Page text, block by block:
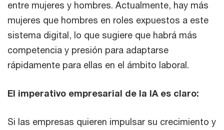
entre mujeres y hombres. Actualmente, hay más
mujeres que hombres en roles expuestos a este
sistema digital, lo que sugiere que habrá más
competencia y presión para adaptarse
rápidamente para ellas en el ámbito laboral.
El imperativo empresarial de la IA es claro:
Si las empresas quieren impulsar su crecimiento y